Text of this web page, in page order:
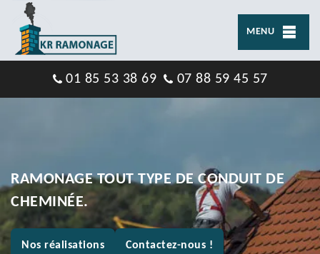
MENU
01 85 53 38 69 07 88 59 45 57
RAMONAGE TOUT TYPE DE CONDUIT DE
CHEMINÉE.
Nos réalisations Contactez-nous !